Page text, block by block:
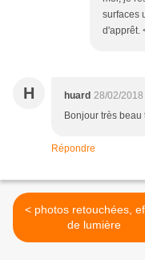
surfaces
d'apprêt.
H huard 28/02/2018
Bonjour très
Répondre
< photos retouchées, effets
de lumière